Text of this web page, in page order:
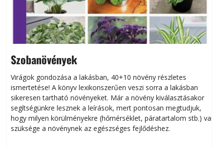
Szobanövények
Virágok gondozása a lakásban, 40+10 növény részletes
ismertetése! A könyv lexikonszerűen veszi sorra a lakásban
sikeresen tart­ha­tó növényeket. Már a növény kiválasztásakor
segítségünkre lesznek a leírások, mert pontosan megtudjuk,
hogy milyen körülményekre (hőmérséklet, páratartalom stb.) van
szüksége a növénynek az egészséges fejlődéshez.